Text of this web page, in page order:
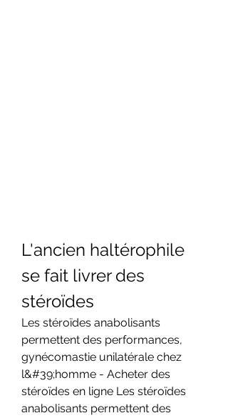
L'ancien haltérophile
se fait livrer des
stéroïdes
Les stéroïdes anabolisants
permettent des performances,
gynécomastie unilatérale chez
l&#39;homme - Acheter des
stéroïdes en ligne Les stéroïdes
anabolisants permettent des